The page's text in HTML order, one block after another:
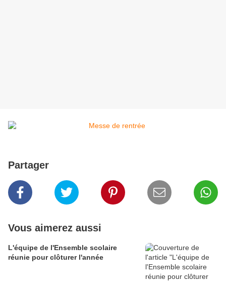
Partager
Vous aimerez aussi
L'équipe de l'Ensemble scolaire
réunie pour clôturer l'année